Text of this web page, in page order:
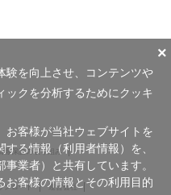
報保護の取り組み
ンロード 運営会社
×
験を向上させ、コンテンツや
ックを分析するためにクッキ
お客様が当社ウェブサイトを
る情報（利用者情報）を、
業者）と共有しています。
お客様の情報とその利用目的